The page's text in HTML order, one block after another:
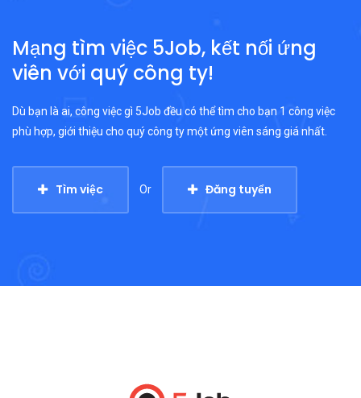
Mạng tìm việc 5Job, kết nối ứng
viên với quý công ty!
Dù bạn là ai, công việc gì 5Job đều có thể tìm cho bạn 1 công việc
phù hợp, giới thiệu cho quý công ty một ứng viên sáng giá nhất.
Tìm việc Or Đăng tuyển